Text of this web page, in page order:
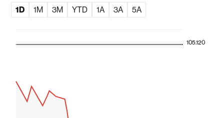
1D 1M 3M YTD 1A 3A 5A
105.120